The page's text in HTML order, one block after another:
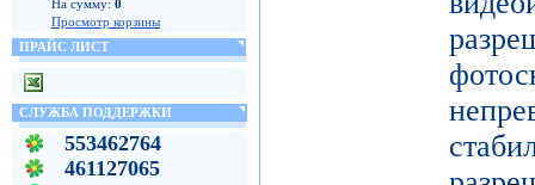
На сумму: 0
Просмотр корзины
ПРАЙС ЛИСТ
СЛУЖБА ПОДДЕРЖКИ
553462764
461127065